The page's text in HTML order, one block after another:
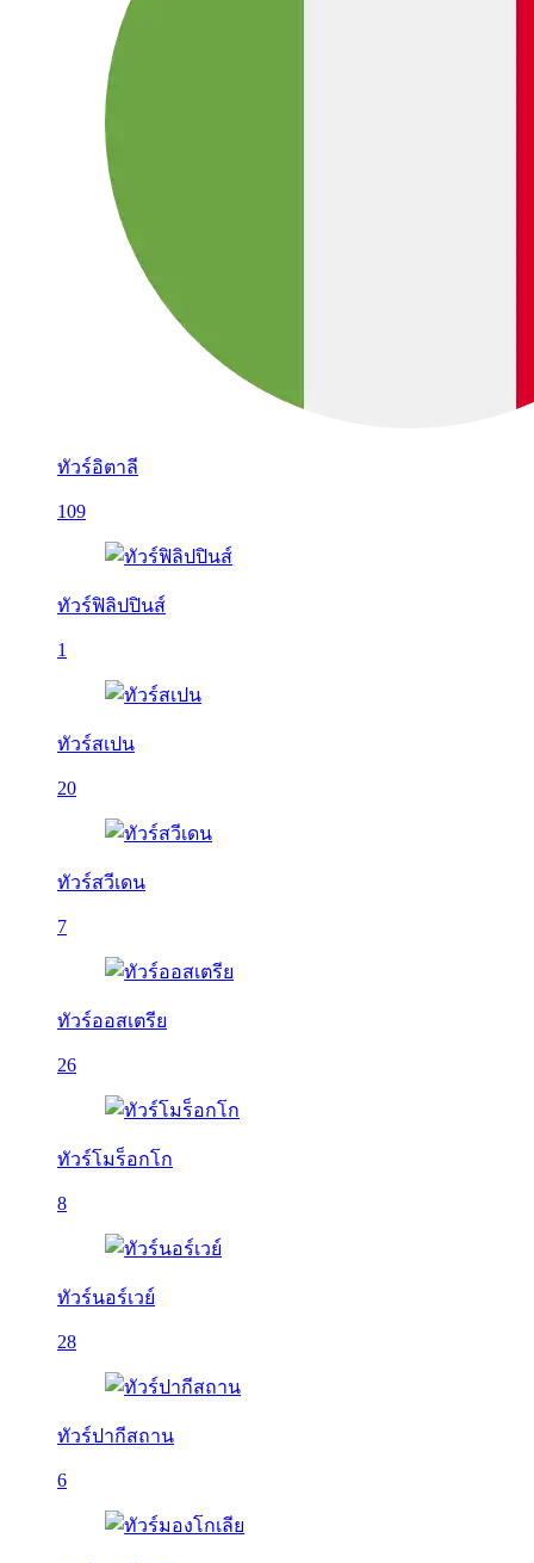
ทัวร์อิตาลี
109
ทัวร์ฟิลิปปินส์
1
ทัวร์สเปน
20
ทัวร์สวีเดน
7
ทัวร์ออสเตรีย
26
ทัวร์โมร็อกโก
8
ทัวร์นอร์เวย์
28
ทัวร์ปากีสถาน
6